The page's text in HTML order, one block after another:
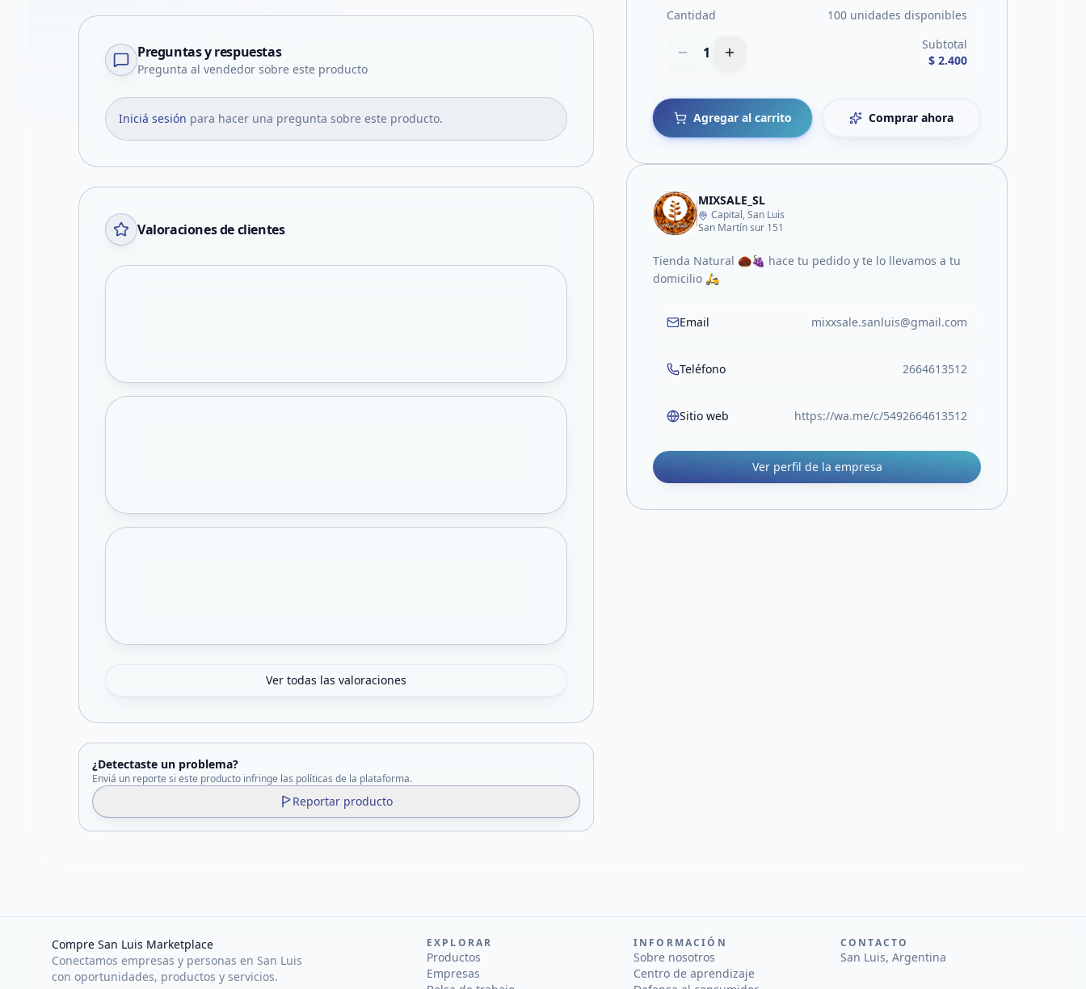
Preguntas y respuestas
Pregunta al vendedor sobre este producto
Iniciá sesión para hacer una pregunta sobre este producto.
Valoraciones de clientes
Ver todas las valoraciones
¿Detectaste un problema?
Enviá un reporte si este producto infringe las políticas de la plataforma.
Reportar producto
Cantidad 100 unidades disponibles
1
Subtotal
$ 2.400
Agregar al carrito Comprar ahora
MIXSALE_SL
Capital, San Luis
San Martín sur 151
Tienda Natural 🌰🍇 hace tu pedido y te lo llevamos a tu
domicilio 🛵
Email mixxsale.sanluis@gmail.com
Teléfono 2664613512
Sitio web https://wa.me/c/5492664613512
Ver perfil de la empresa
Compre San Luis Marketplace
Conectamos empresas y personas en San Luis
con oportunidades, productos y servicios.
EXPLORAR
Productos
Empresas
INFORMACIÓN
Sobre nosotros
Centro de aprendizaje
CONTACTO
San Luis, Argentina